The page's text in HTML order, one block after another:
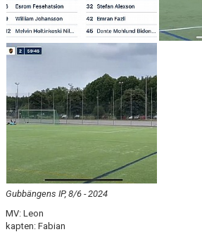
Gubbängens IP, 8/6 - 2024
MV: Leon
kapten: Fabian